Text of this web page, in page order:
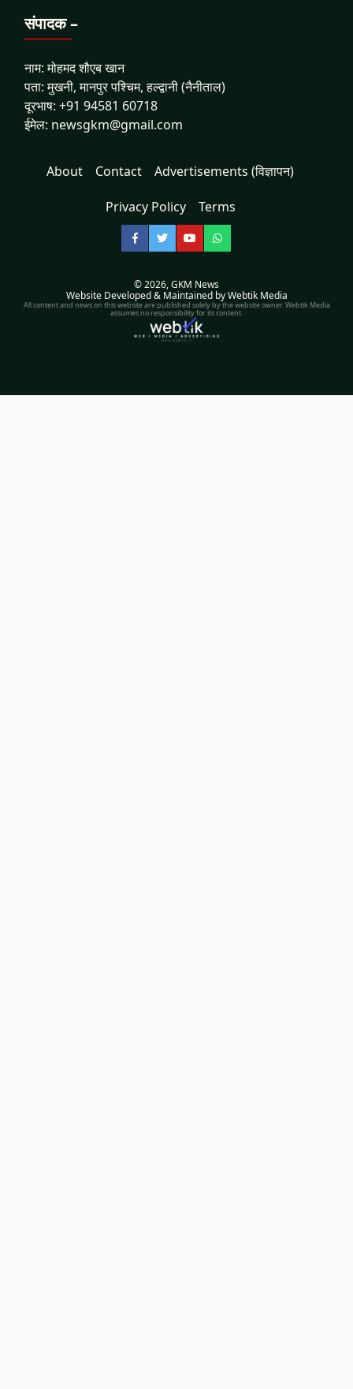
संपादक –
नाम: मोहमद शौएब खान
पता: मुखनी, मानपुर पश्चिम, हल्द्वानी (नैनीताल)
दूरभाष: +91 94581 60718
ईमेल: newsgkm@gmail.com
About Contact Advertisements (विज्ञापन)
Privacy Policy Terms
Facebook
TwitterYouTubeWhatsApp
© 2026,GKM News
Website Developed & Maintained by Webtik Media
All content and news on this website are published solely by the website owner. Webtik Media
assumes no responsibility for its content.